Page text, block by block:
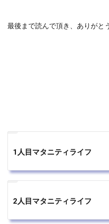
最後まで読んで頂き、ありがと
1人目マタニティライフ
2人目マタニティライフ